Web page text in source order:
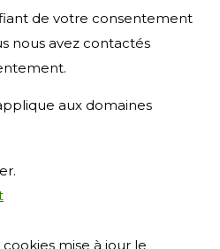
de votre consentement
nous avez contactés
aux domaines
mise à jour le